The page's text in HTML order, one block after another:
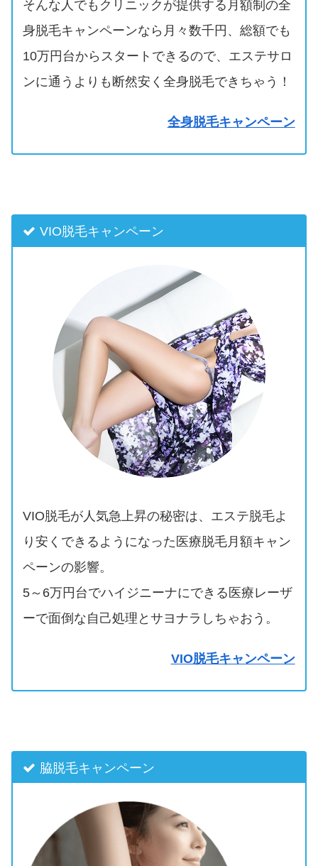
そんな人でもクリニックが提供する月額制の全
身脱毛キャンペーンなら月々数千円、総額でも
10万円台からスタートできるので、エステサロ
ンに通うよりも断然安く全身脱毛できちゃう！
全身脱毛キャンペーン
VIO脱毛キャンペーン
VIO脱毛が人気急上昇の秘密は、エステ脱毛よ
り安くできるようになった医療脱毛月額キャン
ペーンの影響。
5～6万円台でハイジニーナにできる医療レーザ
ーで面倒な自己処理とサヨナラしちゃおう。
VIO脱毛キャンペーン
脇脱毛キャンペーン